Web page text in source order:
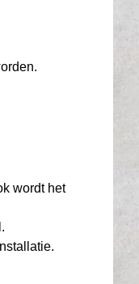
wordt het